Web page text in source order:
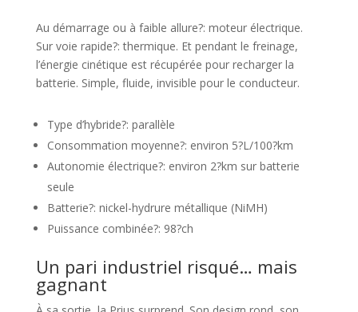
Au démarrage ou à faible allure?: moteur électrique.
Sur voie rapide?: thermique. Et pendant le freinage,
l’énergie cinétique est récupérée pour recharger la
batterie. Simple, fluide, invisible pour le conducteur.
Type d’hybride?: parallèle
Consommation moyenne?: environ 5?L/100?km
Autonomie électrique?: environ 2?km sur batterie
seule
Batterie?: nickel-hydrure métallique (NiMH)
Puissance combinée?: 98?ch
Un pari industriel risqué… mais
gagnant